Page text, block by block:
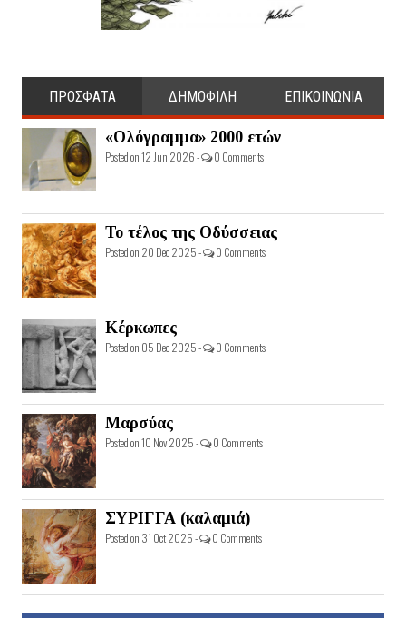
ΠΡΟΣΦΑΤΑ ΔΗΜΟΦΙΛΗ ΕΠΙΚΟΙΝΩΝΙΑ
«Ολόγραμμα» 2000 ετών
Posted on 12 Jun 2026 - 0 Comments
Το τέλος της Οδύσσειας
Posted on 20 Dec 2025 - 0 Comments
Κέρκωπες
Posted on 05 Dec 2025 - 0 Comments
Μαρσύας
Posted on 10 Nov 2025 - 0 Comments
ΣΥΡΙΓΓΑ (καλαμιά)
Posted on 31 Oct 2025 - 0 Comments